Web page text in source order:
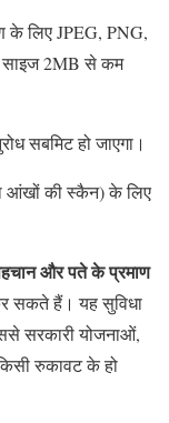
के लिए JPEG, PNG,
साइज 2MB से कम
सबमिट हो जाएगा।
आंखों की स्कैन) के लिए
और पते के प्रमाण
सकते हैं। यह सुविधा
सरकारी योजनाओं,
रुकावट के हो